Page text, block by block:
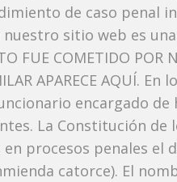
de caso penal
sitio web es una
FUE COMETIDO POR
APARECE AQUÍ.
encargado
La Constitución de
procesos penales el
catorce). El